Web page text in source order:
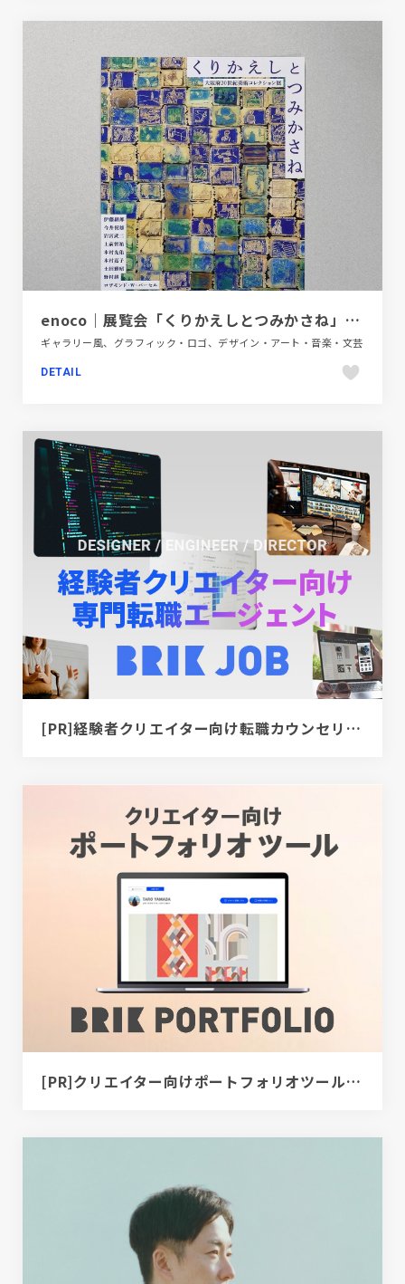
enoco｜展覧会「くりかえしとつみかさね」フライヤー
ギャラリー風、グラフィック・ロゴ、デザイン・アート・音楽・文芸
DETAIL
[PR]経験者クリエイター向け転職カウンセリング｜デザイナー / ディレクター / エンジニア
[PR]クリエイター向けポートフォリオツール｜BRIK PORTFOLIO